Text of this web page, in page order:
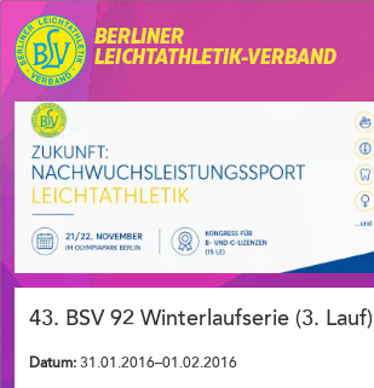
BERLINER
LEICHTATHLETIK-VERBAND
43. BSV 92 Winterlaufserie (3. Lauf)
Datum: 31.01.2016–01.02.2016